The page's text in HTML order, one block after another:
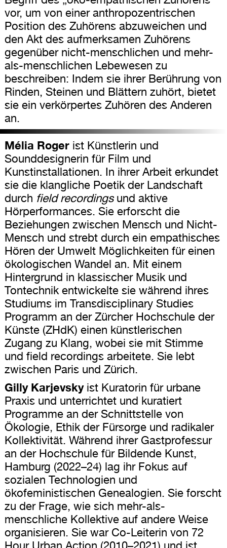
vor, um von einer anthropozentrischen
Position des Zuhörens abzuweichen und
den Akt des aufmerksamen Zuhörens
gegenüber nicht-menschlichen und mehr-
als-menschlichen Lebewesen zu
beschreiben: Indem sie ihrer Berührung von
Rinden, Steinen und Blättern zuhört, bietet
sie ein verkörpertes Zuhören des Anderen
an.
Mélia Rogerist Künstlerin und
Sounddesignerin für Film und
Kunstinstallationen. In ihrer Arbeit erkundet
sie die klangliche Poetik der Landschaft
durch field recordingsund aktive
Hörperformances. Sie erforscht die
Beziehungen zwischen Mensch und Nicht-
Mensch und strebt durch ein empathisches
Hören der Umwelt Möglichkeiten für einen
ökologischen Wandel an. Mit einem
Hintergrund in klassischer Musik und
Tontechnik entwickelte sie während ihres
Studiums im Transdisciplinary Studies
Programm an der Zürcher Hochschule der
Künste (ZHdK) einen künstlerischen
Zugang zu Klang, wobei sie mit Stimme
und field recordings arbeitete. Sie lebt
zwischen Paris und Zürich.
Gilly Karjevskyist Kuratorin für urbane
Praxis und unterrichtet und kuratiert
Programme an der Schnittstelle von
Ökologie, Ethik der Fürsorge und radikaler
Kollektivität. Während ihrer Gastprofessur
an der Hochschule für Bildende Kunst,
Hamburg (2022–24) lag ihr Fokus auf
sozialen Technologien und
ökofeministischen Genealogien. Sie forscht
zu der Frage, wie sich mehr-als-
menschliche Kollektive auf andere Weise
organisieren. Sie war Co-Leiterin von 72